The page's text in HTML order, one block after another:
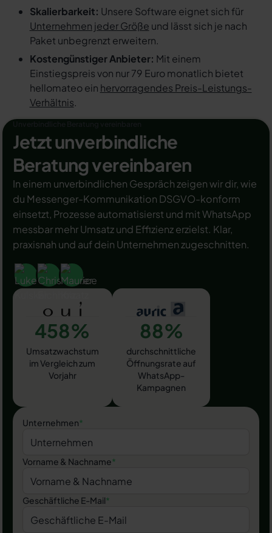
Skalierbarkeit: Unsere Software eignet sich für
Unternehmen jeder Größe und lässt sich je nach
Paket unbegrenzt erweitern.
Kostengünstiger Anbieter: Mit einem
Einstiegspreis von nur 79 Euro monatlich bietet
hellomateo ein hervorragendes Preis-Leistungs-
Verhältnis.
Jetzt unverbindliche
Beratung vereinbaren
In einem unverbindlichen Gespräch zeigen wir dir, wie
du Messenger-Kommunikation DSGVO-konform
einsetzt, Prozesse automatisierst und mit WhatsApp
messbar mehr Umsatz und Effizienz erzielst. Klar,
praxisnah und auf dein Unternehmen zugeschnitten.
458%
Umsatzwachstum
im Vergleich zum
Vorjahr
88%
durchschnittliche
Öffnungsrate auf
WhatsApp-
Kampagnen
Unternehmen*
Vorname & Nachname*
Geschäftliche E-Mail*